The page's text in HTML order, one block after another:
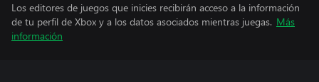
Los editores de juegos que inicies recibirán acceso a la información
de tu perfil de Xbox y a los datos asociados mientras juegas. Más
información